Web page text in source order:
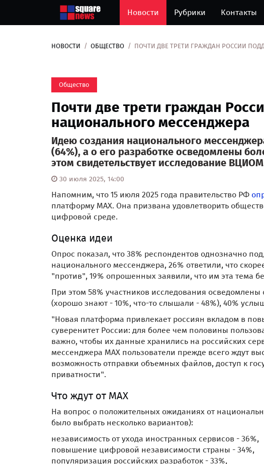
Новости Рубрики Контакты
НОВОСТИ ОБЩЕСТВО ПОЧТИ ДВЕ ТРЕТИ ГРАЖДАН РОССИИ
Общество
Почти две трети граждан
национального мессенджера
Идею создания национального
(64%), а о его разработке осведомлены
этом свидетельствует исследование
30 июля 2025, 14:00
Напомним, что 15 июля 2025 года правительство РФ
платформу MAX. Она призвана удовлетворить
цифровой среде.
Оценка идеи
Опрос показал, что 38% респондентов однозначно
национального мессенджера, 26% ответили, что
"против", 19% опрошенных заявили, что им эта тема
При этом 58% участников исследования
(хорошо знают - 10%, что-то слышали - 48%), 40%
"Новая платформа привлекает россиян вкладом в
суверенитет России: для более чем половины
важно, чтобы их данные хранились на российских
мессенджера MAX пользователи прежде всего ждут
возможность отправки объемных файлов, доступ к
приватности".
Что ждут от MAX
На вопрос о положительных ожиданиях от
было выбрать несколько вариантов):
независимость от ухода иностранных сервисов - 36%,
повышение цифровой независимости страны - 34%,
популяризация российских разработок - 33%,